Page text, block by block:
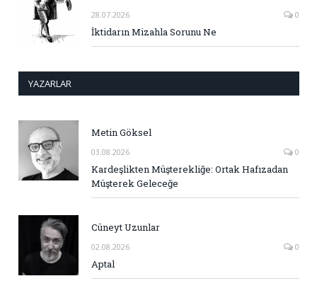
28.07.2026 0
İktidarın Mizahla Sorunu Ne
YAZARLAR
Metin Göksel
03.08.2026 0
Kardeşlikten Müşterekliğe: Ortak Hafızadan
Müşterek Geleceğe
Cüneyt Uzunlar
02.08.2026 0
Aptal